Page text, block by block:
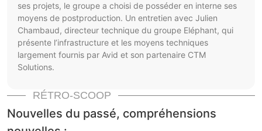
ses projets, le groupe a choisi de posséder en interne ses
moyens de postproduction. Un entretien avec Julien
Chambaud, directeur technique du groupe Eléphant, qui
présente l’infrastructure et les moyens techniques
largement fournis par Avid et son partenaire CTM
Solutions.
RÉTRO-SCOOP
Nouvelles du passé, compréhensions